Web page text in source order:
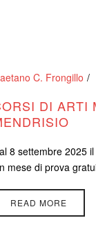
C. Frongillo
DI ARTI
8 settembre 2025
mese di prova
READ MORE